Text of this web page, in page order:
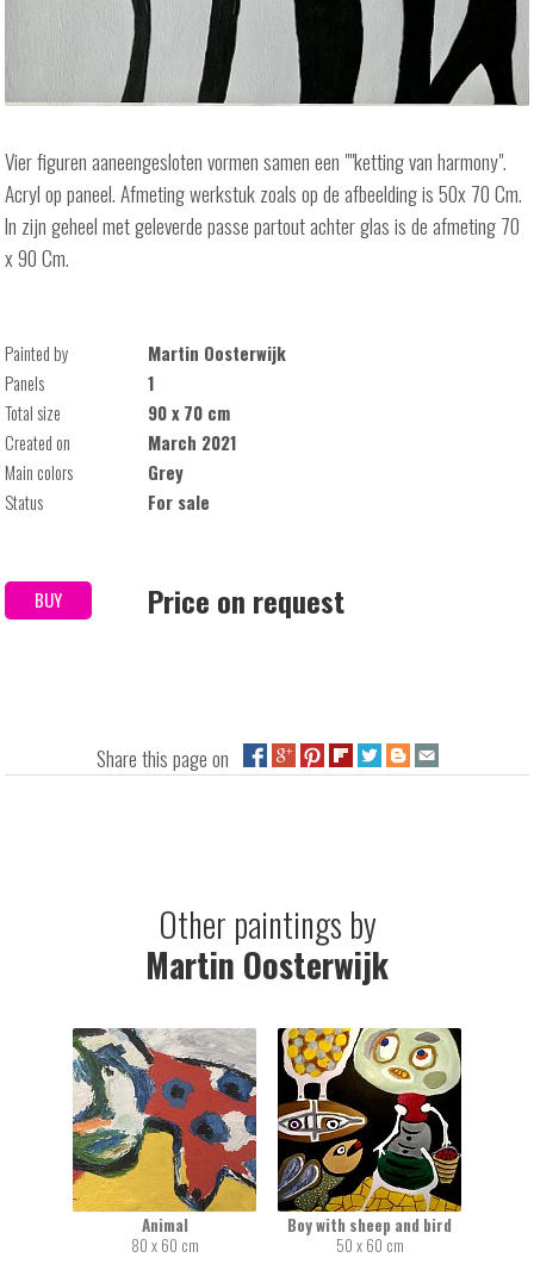
Vier figuren aaneengesloten vormen samen een ""ketting van harmony".
Acryl op paneel. Afmeting werkstuk zoals op de afbeelding is 50x 70 Cm.
In zijn geheel met geleverde passe partout achter glas is de afmeting 70
x 90 Cm.
Painted by
Martin Oosterwijk
Panels
1
Total size
90 x 70 cm
Created on
March 2021
Main colors
Grey
Status
For sale
BUY Price on request
Share this page on
Other paintings by
Martin Oosterwijk
Animal
80 x 60 cm
Boy with sheep and bird
50 x 60 cm